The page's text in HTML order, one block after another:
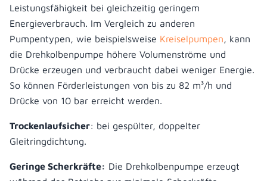
Leistungsfähigkeit bei gleichzeitig geringem
Energieverbrauch. Im Vergleich zu anderen
Pumpentypen, wie beispielsweise Kreiselpumpen , kann
die Drehkolbenpumpe höhere Volumenströme und
Drücke erzeugen und verbraucht dabei weniger Energie.
So können Förderleistungen von bis zu 82 m³/h und
Drücke von 10 bar erreicht werden.
Trockenlaufsicher: bei gespülter, doppelter
Gleitringdichtung.
Geringe Scherkräfte: Die Drehkolbenpumpe erzeugt